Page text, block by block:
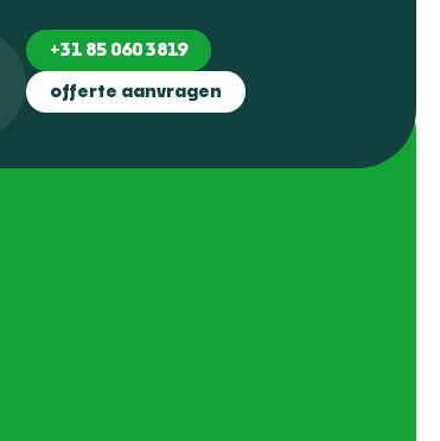
+31 85 060 3819
offerte aanvragen